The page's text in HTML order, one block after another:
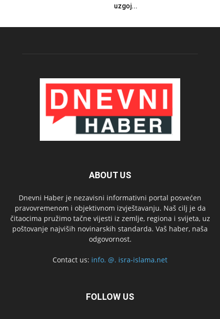
uzgoj...
ABOUT US
Dnevni Haber je nezavisni informativni portal posvećen
pravovremenom i objektivnom izvještavanju. Naš cilj je da
čitaocima pružimo tačne vijesti iz zemlje, regiona i svijeta, uz
poštovanje najviših novinarskih standarda. Vaš haber, naša
odgovornost.
Contact us: info. @. isra-islama.net
FOLLOW US